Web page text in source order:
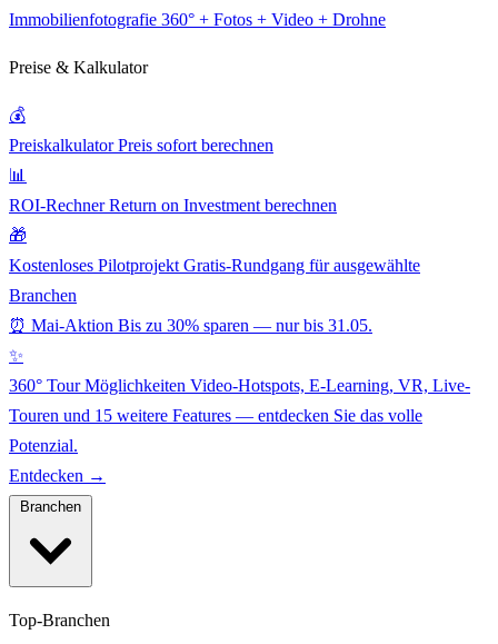
Immobilienfotografie 360° + Fotos + Video + Drohne
Preise & Kalkulator
💰
Preiskalkulator Preis sofort berechnen
📊
ROI-Rechner Return on Investment berechnen
🎁
Kostenloses Pilotprojekt Gratis-Rundgang für ausgewählte
Branchen
⏰ Mai-Aktion Bis zu 30% sparen — nur bis 31.05.
✨
360° Tour Möglichkeiten Video-Hotspots, E-Learning, VR, Live-
Touren und 15 weitere Features — entdecken Sie das volle
Potenzial.
Entdecken →
Top-Branchen